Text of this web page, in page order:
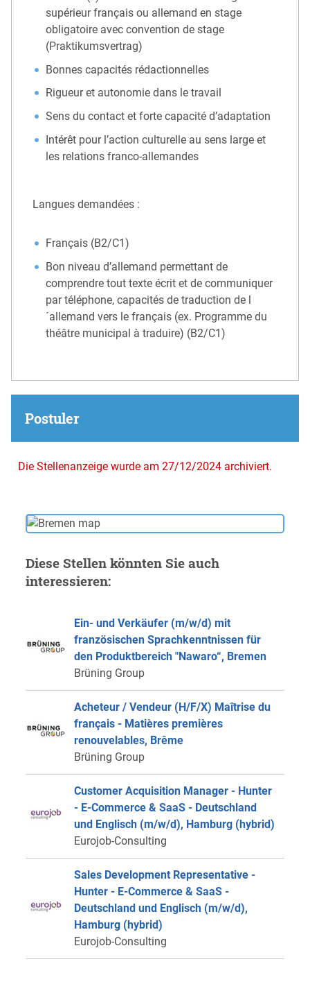
supérieur français ou allemand en stage
obligatoire avec convention de stage
(Praktikumsvertrag)
Bonnes capacités rédactionnelles
Rigueur et autonomie dans le travail
Sens du contact et forte capacité d’adaptation
Intérêt pour l’action culturelle au sens large et
les relations franco-allemandes
Langues demandées :
Français (B2/C1)
Bon niveau d’allemand permettant de
comprendre tout texte écrit et de communiquer
par téléphone, capacités de traduction de l
´allemand vers le français (ex. Programme du
théâtre municipal à traduire) (B2/C1)
Postuler
Die Stellenanzeige wurde am 27/12/2024 archiviert.
Diese Stellen könnten Sie auch
interessieren:
Ein- und Verkäufer (m/w/d) mit
französischen Sprachkenntnissen für
den Produktbereich "Nawaro“, Bremen
Brüning Group
Acheteur / Vendeur (H/F/X) Maîtrise du
français - Matières premières
renouvelables, Brême
Brüning Group
Customer Acquisition Manager - Hunter
- E-Commerce & SaaS - Deutschland
und Englisch (m/w/d), Hamburg (hybrid)
Eurojob-Consulting
Sales Development Representative -
Hunter - E-Commerce & SaaS -
Deutschland und Englisch (m/w/d),
Hamburg (hybrid)
Eurojob-Consulting